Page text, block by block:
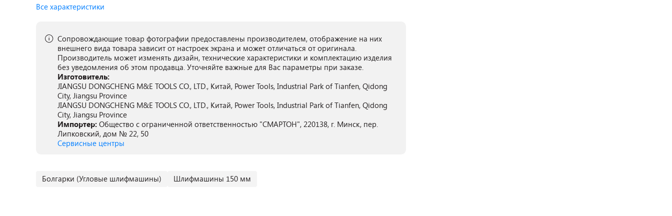
Все характеристики
Сопровождающие товар фотографии предоставлены производителем, отображение на них
внешнего вида товара зависит от настроек экрана и может отличаться от оригинала.
Производитель может изменять дизайн, технические характеристики и комплектацию изделия
без уведомления об этом продавца. Уточняйте важные для Вас параметры при заказе.
Изготовитель:
JIANGSU DONGCHENG M&E TOOLS CO., LTD., Китай, Power Tools, Industrial Park of Tianfen, Qidong
City, Jiangsu Province
JIANGSU DONGCHENG M&E TOOLS CO., LTD., Китай, Power Tools, Industrial Park of Tianfen, Qidong
City, Jiangsu Province
Импортер: Общество с ограниченной ответственностью "СМАРТОН", 220138, г. Минск, пер.
Липковский, дом № 22, 50
Сервисные центры
Болгарки (Угловые шлифмашины) Шлифмашины 150 мм